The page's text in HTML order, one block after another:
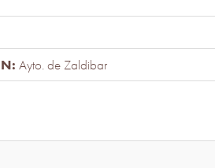
Ayto. de Zaldibar